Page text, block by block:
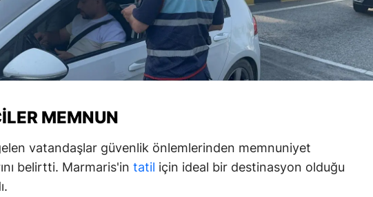
Konya
Kütahya
Malatya
Mardin
MEMNUN
vatandaşlar güvenlik önlemlerinden memnuniyet
belirtti. Marmaris'in tatil için ideal bir destinasyon olduğu